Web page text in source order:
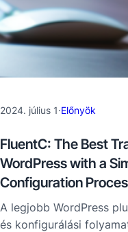
2024. július 1·Előnyök
FluentC: The Best
WordPress with a
Configuration
A legjobb WordPress
és konfigurálási